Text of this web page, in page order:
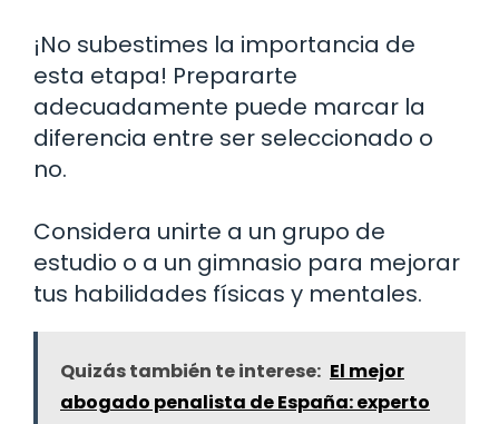
¡No subestimes la importancia de
esta etapa! Prepararte
adecuadamente puede marcar la
diferencia entre ser seleccionado o
no.
Considera unirte a un grupo de
estudio o a un gimnasio para mejorar
tus habilidades físicas y mentales.
Quizás también te interese: El mejor
abogado penalista de España: experto